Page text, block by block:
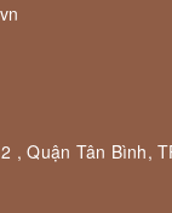
, Quận Tân Bình,